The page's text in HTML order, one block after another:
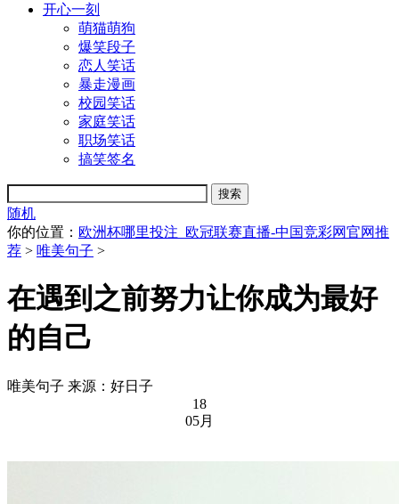
开心一刻
萌猫萌狗
爆笑段子
恋人笑话
暴走漫画
校园笑话
家庭笑话
职场笑话
搞笑签名
随机
你的位置： 欧洲杯哪里投注_欧冠联赛直播-中国竞彩网官网推
荐 > 唯美句子 >
在遇到之前努力让你成为最好
的自己
唯美句子 来源：好日子
18
05月